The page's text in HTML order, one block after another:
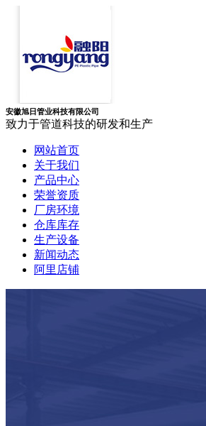
安徽旭日管业科技有限公司
致力于管道科技的研发和生产
网站首页
关于我们
产品中心
荣誉资质
厂房环境
仓库库存
生产设备
新闻动态
阿里店铺